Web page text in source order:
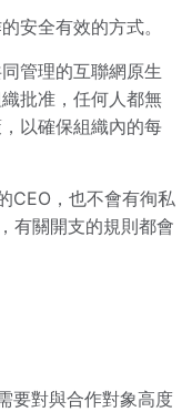
安全有效的方式。
管理的互聯網原生
批准，任何人都無
以確保組織內的每
CEO，也不會有徇私
有關開支的規則都會
要對與合作對象高度